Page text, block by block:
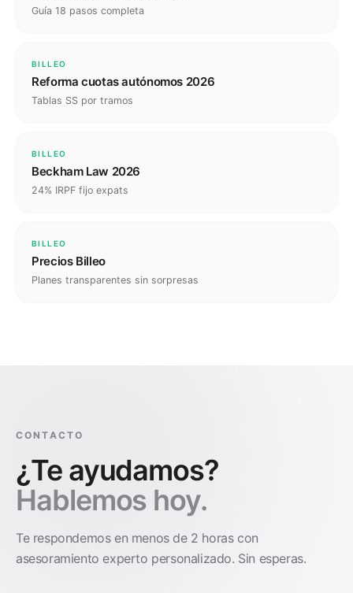
Guía 18 pasos completa
BILLEO
Reforma cuotas autónomos 2026
Tablas SS por tramos
BILLEO
Beckham Law 2026
24% IRPF fijo expats
BILLEO
Precios Billeo
Planes transparentes sin sorpresas
CONTACTO
¿Te ayudamos?
Hablemos hoy.
Te respondemos en menos de 2 horas con
asesoramiento experto personalizado. Sin esperas.